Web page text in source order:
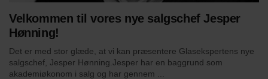
Velkommen til vores nye salgschef Jesper
Hønning!
Det er med stor glæde, at vi kan præsentere Glasekspertens nye
salgschef, Jesper Hønning.Jesper har en baggrund som
akademiøkonom i salg og har gennem ...